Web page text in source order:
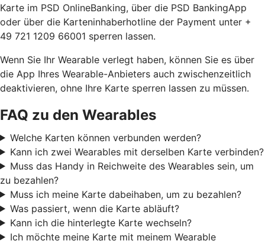
Karte im PSD OnlineBanking, über die PSD BankingApp
oder über die Karteninhaberhotline der Payment unter +
49 721 1209 66001 sperren lassen.
Wenn Sie Ihr Wearable verlegt haben, können Sie es über
die App Ihres Wearable-Anbieters auch zwischenzeitlich
deaktivieren, ohne Ihre Karte sperren lassen zu müssen.
FAQ zu den Wearables
Welche Karten können verbunden werden?
Kann ich zwei Wearables mit derselben Karte verbinden?
Muss das Handy in Reichweite des Wearables sein, um
zu bezahlen?
Muss ich meine Karte dabeihaben, um zu bezahlen?
Was passiert, wenn die Karte abläuft?
Kann ich die hinterlegte Karte wechseln?
Ich möchte meine Karte mit meinem Wearable